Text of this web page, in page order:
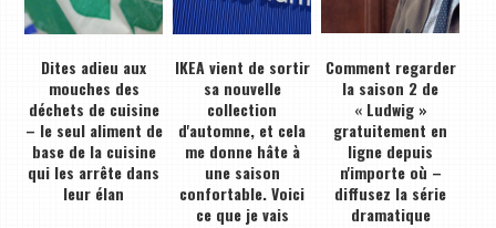
Dites adieu aux
mouches des
déchets de cuisine
– le seul aliment de
base de la cuisine
qui les arrête dans
leur élan
IKEA vient de sortir
sa nouvelle
collection
d'automne, et cela
me donne hâte à
une saison
confortable. Voici
ce que je vais
Comment regarder
la saison 2 de
« Ludwig »
gratuitement en
ligne depuis
n'importe où –
diffusez la série
dramatique